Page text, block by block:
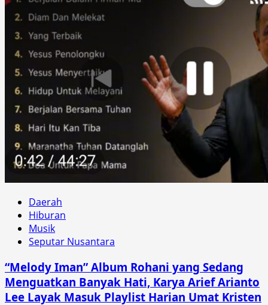
Daerah
Hiburan
Musik
Seputar Nusantara
“Melody Iman” Album Rohani yang Sedang
Menguatkan Banyak Hati, Karya Arief Arianto
Lee Layak Masuk Playlist Harian Umat Kristen